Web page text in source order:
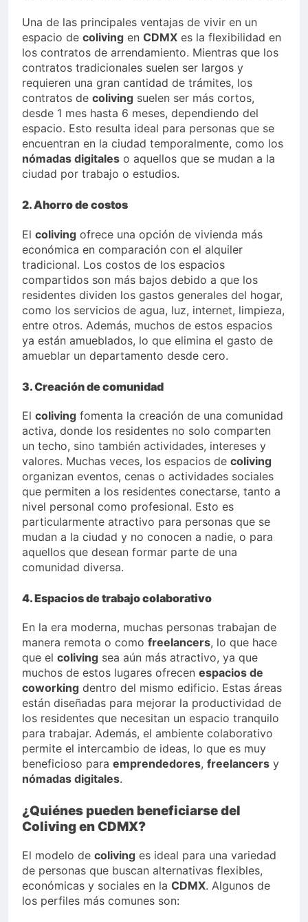
Una de las principales ventajas de vivir en un
espacio de coliving en CDMX es la flexibilidad en
los contratos de arrendamiento. Mientras que los
contratos tradicionales suelen ser largos y
requieren una gran cantidad de trámites, los
contratos de coliving suelen ser más cortos,
desde 1 mes hasta 6 meses, dependiendo del
espacio. Esto resulta ideal para personas que se
encuentran en la ciudad temporalmente, como los
nómadas digitales o aquellos que se mudan a la
ciudad por trabajo o estudios.
2. Ahorro de costos
El coliving ofrece una opción de vivienda más
económica en comparación con el alquiler
tradicional. Los costos de los espacios
compartidos son más bajos debido a que los
residentes dividen los gastos generales del hogar,
como los servicios de agua, luz, internet, limpieza,
entre otros. Además, muchos de estos espacios
ya están amueblados, lo que elimina el gasto de
amueblar un departamento desde cero.
3. Creación de comunidad
El coliving fomenta la creación de una comunidad
activa, donde los residentes no solo comparten
un techo, sino también actividades, intereses y
valores. Muchas veces, los espacios de coliving
organizan eventos, cenas o actividades sociales
que permiten a los residentes conectarse, tanto a
nivel personal como profesional. Esto es
particularmente atractivo para personas que se
mudan a la ciudad y no conocen a nadie, o para
aquellos que desean formar parte de una
comunidad diversa.
4. Espacios de trabajo colaborativo
En la era moderna, muchas personas trabajan de
manera remota o como freelancers, lo que hace
que el coliving sea aún más atractivo, ya que
muchos de estos lugares ofrecen espacios de
coworking dentro del mismo edificio. Estas áreas
están diseñadas para mejorar la productividad de
los residentes que necesitan un espacio tranquilo
para trabajar. Además, el ambiente colaborativo
permite el intercambio de ideas, lo que es muy
beneficioso para emprendedores, freelancers y
nómadas digitales.
¿Quiénes pueden beneficiarse del
Coliving en CDMX?
El modelo de coliving es ideal para una variedad
de personas que buscan alternativas flexibles,
económicas y sociales en la CDMX. Algunos de
los perfiles más comunes son: